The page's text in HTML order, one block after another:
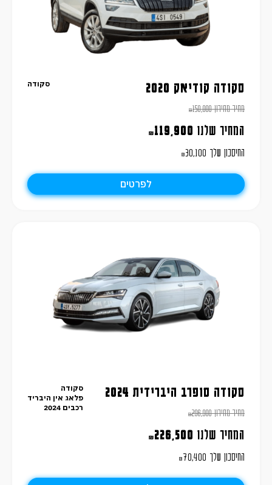
סקודה קודיאק 2020
מחיר מחירון ₪150,000
המחיר שלנו ₪119,900
החיסכון שלך ₪30,100
סקודה
לפרטים
סקודה סופרב היברידית 2024
מחיר מחירון ₪296,900
המחיר שלנו ₪226,500
החיסכון שלך ₪70,400
סקודה
פלאג אין היבריד
רכבים 2024